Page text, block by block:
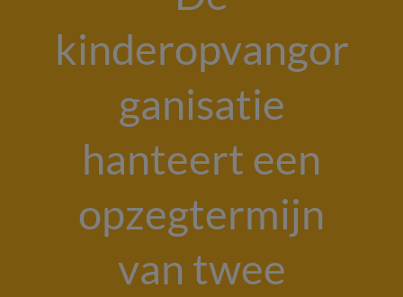
kinderopvangor
ganisatie
hanteert een
opzegtermijn
van twee